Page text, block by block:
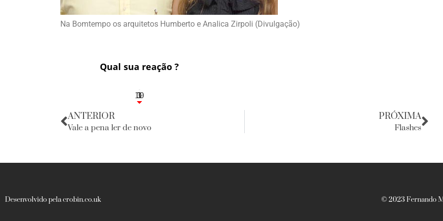
Na Bomtempo os arquitetos Humberto e Analica Zirpoli (Divulgação)
Qual sua reação ?
3
1
1
3
10
ANTERIOR
Vale a pena ler de novo
PRÓXIMA
Flashes
Desenvolvido pela crobin.co.uk © 2023 Fernando